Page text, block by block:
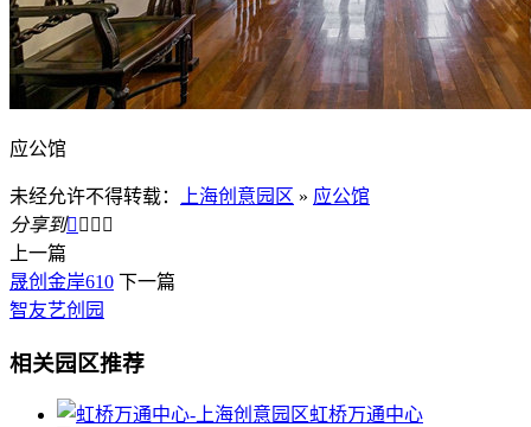
应公馆
未经允许不得转载： 上海创意园区 » 应公馆
分享到   
上一篇
晟创金岸610 下一篇
智友艺创园
相关园区推荐
虹桥万通中心